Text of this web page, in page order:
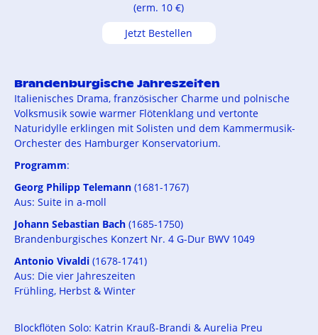
(erm. 10 €)
Jetzt Bestellen
Brandenburgische Jahreszeiten
Italienisches Drama, französischer Charme und polnische
Volksmusik sowie warmer Flötenklang und vertonte
Naturidylle erklingen mit Solisten und dem Kammermusik-
Orchester des Hamburger Konservatorium.
Programm:
Georg Philipp Telemann (1681-1767)
Aus: Suite in a-moll
Johann Sebastian Bach (1685-1750)
Brandenburgisches Konzert Nr. 4 G-Dur BWV 1049
Antonio Vivaldi (1678-1741)
Aus: Die vier Jahreszeiten
Frühling, Herbst & Winter
Blockflöten Solo: Katrin Krauß-Brandi & Aurelia Preu